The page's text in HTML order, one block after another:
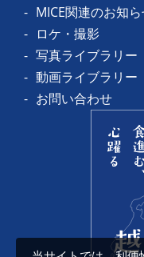
MICE関連のお知
ロケ・撮影
写真ライブラリー
動画ライブラリー
お問い合わせ